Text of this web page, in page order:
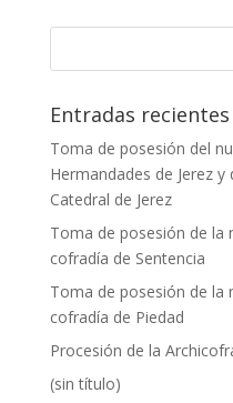
Entradas recientes
Toma de posesión del
Hermandades de Jerez
Catedral de Jerez
Toma de posesión de la
cofradía de Sentencia
Toma de posesión de la
cofradía de Piedad
Procesión de la
(sin título)